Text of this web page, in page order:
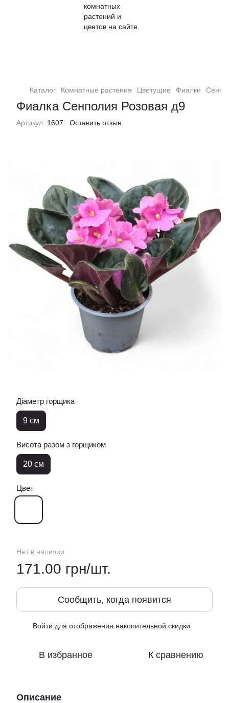
Каталог Комнатные растения Цветущие Фиалки
Фиалка Сенполия Розовая д9
Артикул: 1607 Оставить отзыв
Діаметр горщика
9 см
Висота разом з горщиком
20 см
Цвет
Нет в наличии
171.00 грн/шт.
Сообщить, когда появится
Войти для отображения накопительной скидки
В избранное К сравнению
Описание